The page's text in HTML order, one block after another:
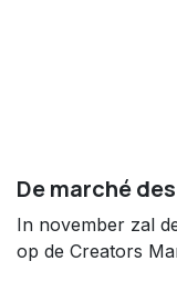
De marché
In november zal
op de Creators